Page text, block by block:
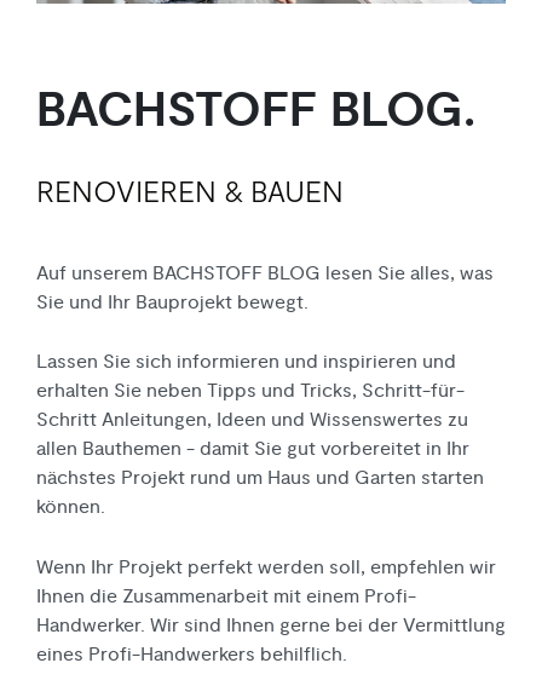
Bad + Sanitär Fliesen Haustechnik
BACHSTOFF BLOG.
RENOVIEREN & BAUEN
Auf unserem BACHSTOFF BLOG lesen Sie alles, was
Sie und Ihr Bauprojekt bewegt.
Lassen Sie sich informieren und inspirieren und
erhalten Sie neben Tipps und Tricks, Schritt-für-
Schritt Anleitungen, Ideen und Wissenswertes zu
allen Bauthemen - damit Sie gut vorbereitet in Ihr
nächstes Projekt rund um Haus und Garten starten
können.
Wenn Ihr Projekt perfekt werden soll, empfehlen wir
Ihnen die Zusammenarbeit mit einem Profi-
Handwerker. Wir sind Ihnen gerne bei der Vermittlung
eines Profi-Handwerkers behilflich.